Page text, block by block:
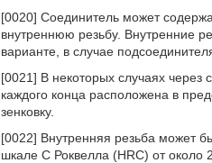
[0020] Соединитель может
внутреннюю резьбу. Внутренние
варианте, в случае
[0021] В некоторых случаях через
каждого конца расположена в
зенковку.
[0022] Внутренняя резьба может
шкале С Роквелла (HRC) от